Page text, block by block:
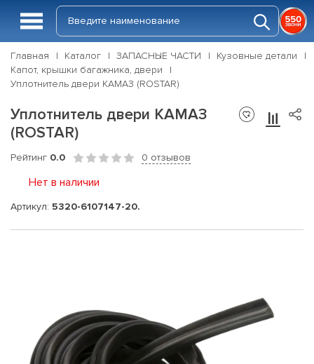
Главная Каталог ЗАПАСНЫЕ ЧАСТИ
Кузовные детали
Капот, крышки багажника, двери
Уплотнитель двери КАМАЗ (ROSTAR)
Уплотнитель двери КАМАЗ
(ROSTAR)
Рейтинг 0.0 0 отзывов
Нет в наличии
Артикул: 5320-6107147-20.